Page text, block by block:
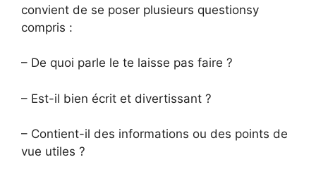
convient de se poser plusieurs questionsy
compris :
– De quoi parle le te laisse pas faire ?
– Est-il bien écrit et divertissant ?
– Contient-il des informations ou des points de
vue utiles ?